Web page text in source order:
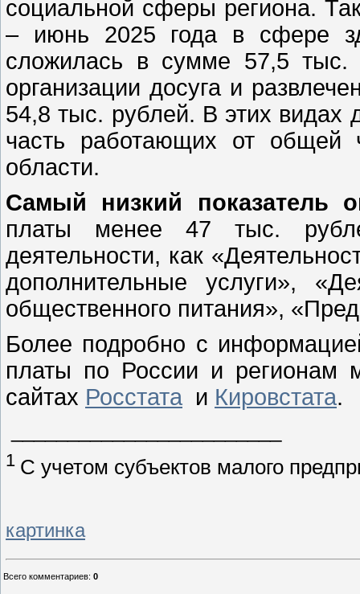
социальной сферы региона.
– июнь 2025 года в сфере
сложилась в сумме 57,5 тыс.
организации досуга и
54,8 тыс. рублей. В этих видах
часть работающих от общей
области.
Самый низкий показатель
платы менее 47 тыс.
деятельности, как
дополнительные услуги»,
общественного питания»,
Более подробно с
платы по России и регионам
сайтах Росстата и Кировстата.
1 С учетом субъектов малого
картинка
Всего комментариев: 0